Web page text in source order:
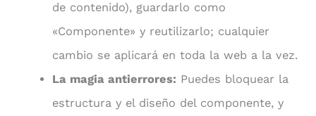
de contenido), guardarlo como
«Componente» y reutilizarlo; cualquier
cambio se aplicará en toda la web a la vez.
La magia antierrores: Puedes bloquear la
estructura y el diseño del componente, y